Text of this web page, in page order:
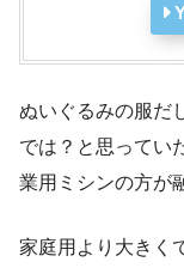
ぬいぐるみの服だ
では？と思ってい
業用ミシンの方が
家庭用より大きく